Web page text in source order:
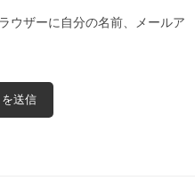
ウザーに自分の名前、メールア